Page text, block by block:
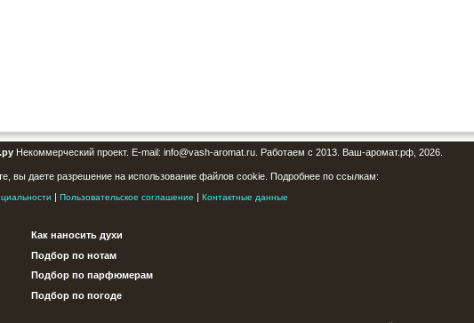
Некоммерческий проект. E-mail: info@vash-aromat.ru. Работаем с 2013. Ваш-аромат.рф, 2026.
вы даете разрешение на использование файлов cookie. Подробнее по ссылкам:
| Пользовательское соглашение | Контактные данные
Как наносить духи
Подбор по нотам
Подбор по парфюмерам
Подбор по погоде